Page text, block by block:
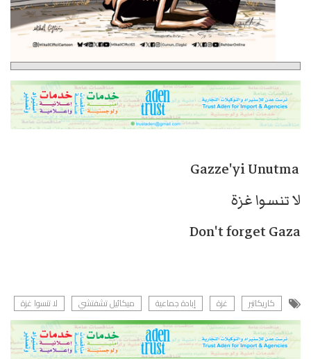
Gazze'yi Unutma
لا تنسوا غزة
Don't forget Gaza
كاريكاتير غزة إبادة جماعية ميكائيل تشفتشي لا تنسوا غزة